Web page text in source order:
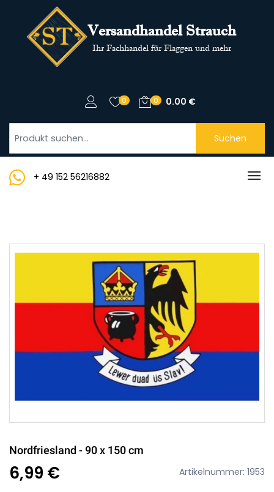
Versandhandel Strauch
Ihr Fachhandel für Flaggen und mehr
0 0 0.00 €
Suchen
+ 49 152 56216882
Nordfriesland - 90 x 150 cm
6,99 €
Artikelnummer: 1953